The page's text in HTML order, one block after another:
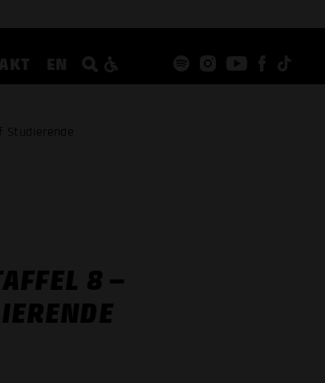
EN
Studierende
8 –